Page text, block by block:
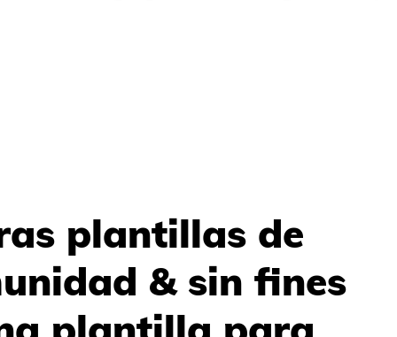
plantillas de
& sin fines